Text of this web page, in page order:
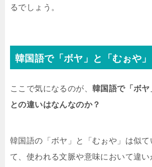
るでしょう。
韓国語で「ボヤ」と「むぉや
ここで気になるのが、 韓国語で「ボヤ
との違いはなんなのか？
韓国語の「ボヤ」と「むぉや」は似て
て、使われる文脈や意味において違い